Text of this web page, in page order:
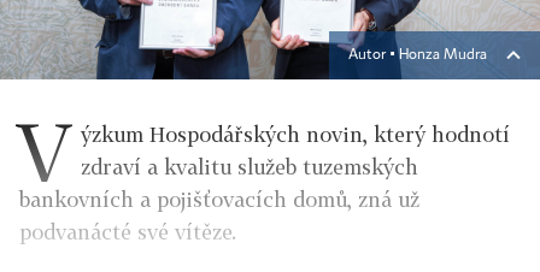
Autor ▪Honza Mudra
V ýzkum Hospodářských novin, který hodnotí
zdraví a kvalitu služeb tuzemských
bankovních a pojišťovacích domů, zná už
podvanácté své vítěze.